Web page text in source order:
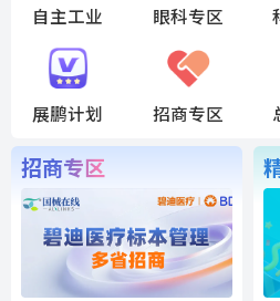
自主工业 眼科专区
展鹏计划 招商专区
招商专区